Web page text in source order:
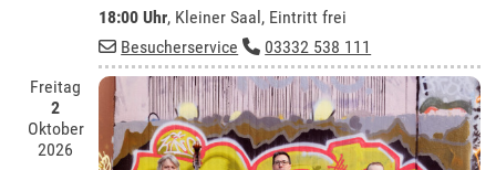
18:00 Uhr, Kleiner Saal , Eintritt frei
Besucherservice
03332 538 111
Freitag
2
Oktober
2026